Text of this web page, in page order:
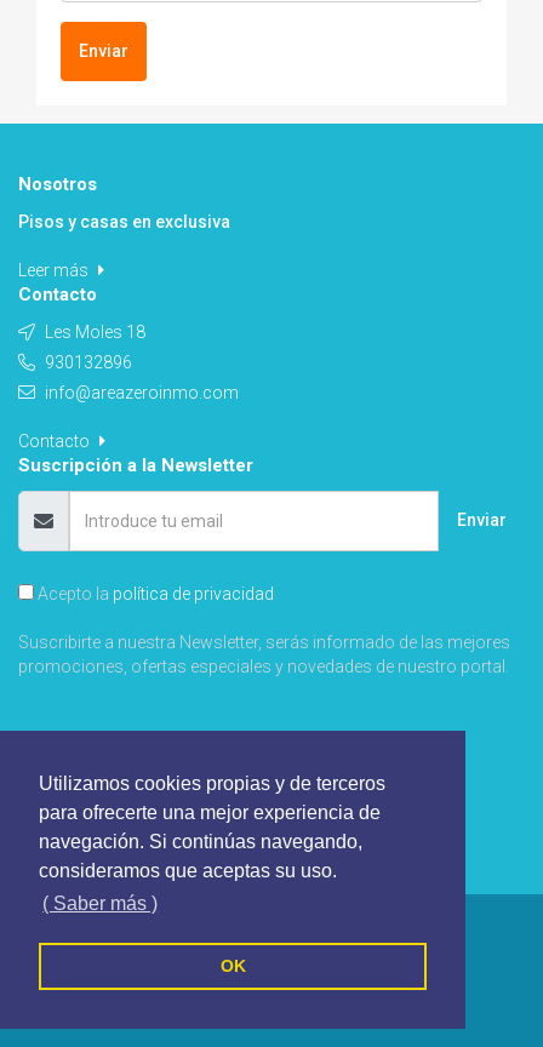
Utilizamos cookies propias y de terceros
para ofrecerte una mejor experiencia de
navegación. Si continúas navegando,
consideramos que aceptas su uso.
( Saber más )
OK
Enviar
Nosotros
Pisos y casas en exclusiva
Leer más
Contacto
Les Moles 18
930132896
info@areazeroinmo.com
Contacto
Suscripción a la Newsletter
Enviar
Acepto la política de privacidad
Suscribirte a nuestra Newsletter, serás informado de las mejores
promociones, ofertas especiales y novedades de nuestro portal.
Terminos y Condiciones